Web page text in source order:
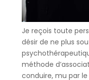
Je reçois toute
désir de ne plus
méthode
conduire, mu par